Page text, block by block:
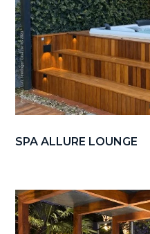
SPA ALLURE LOUNGE